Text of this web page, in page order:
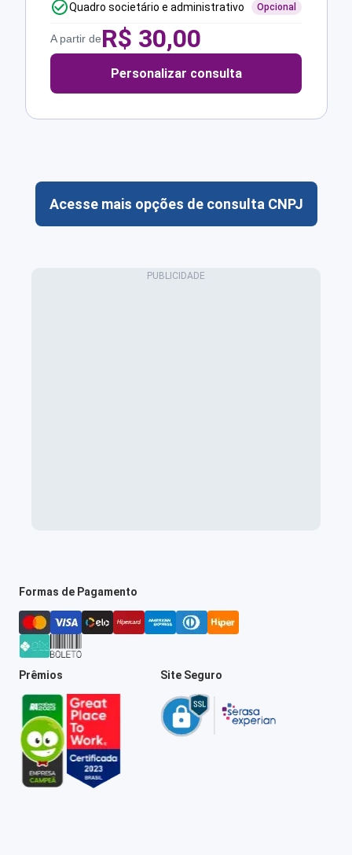
Quadro societário e administrativo Opcional
A partir deR$ 30,00
Personalizar consulta
Acesse mais opções de consulta CNPJ
Formas de Pagamento
Prêmios Site Seguro